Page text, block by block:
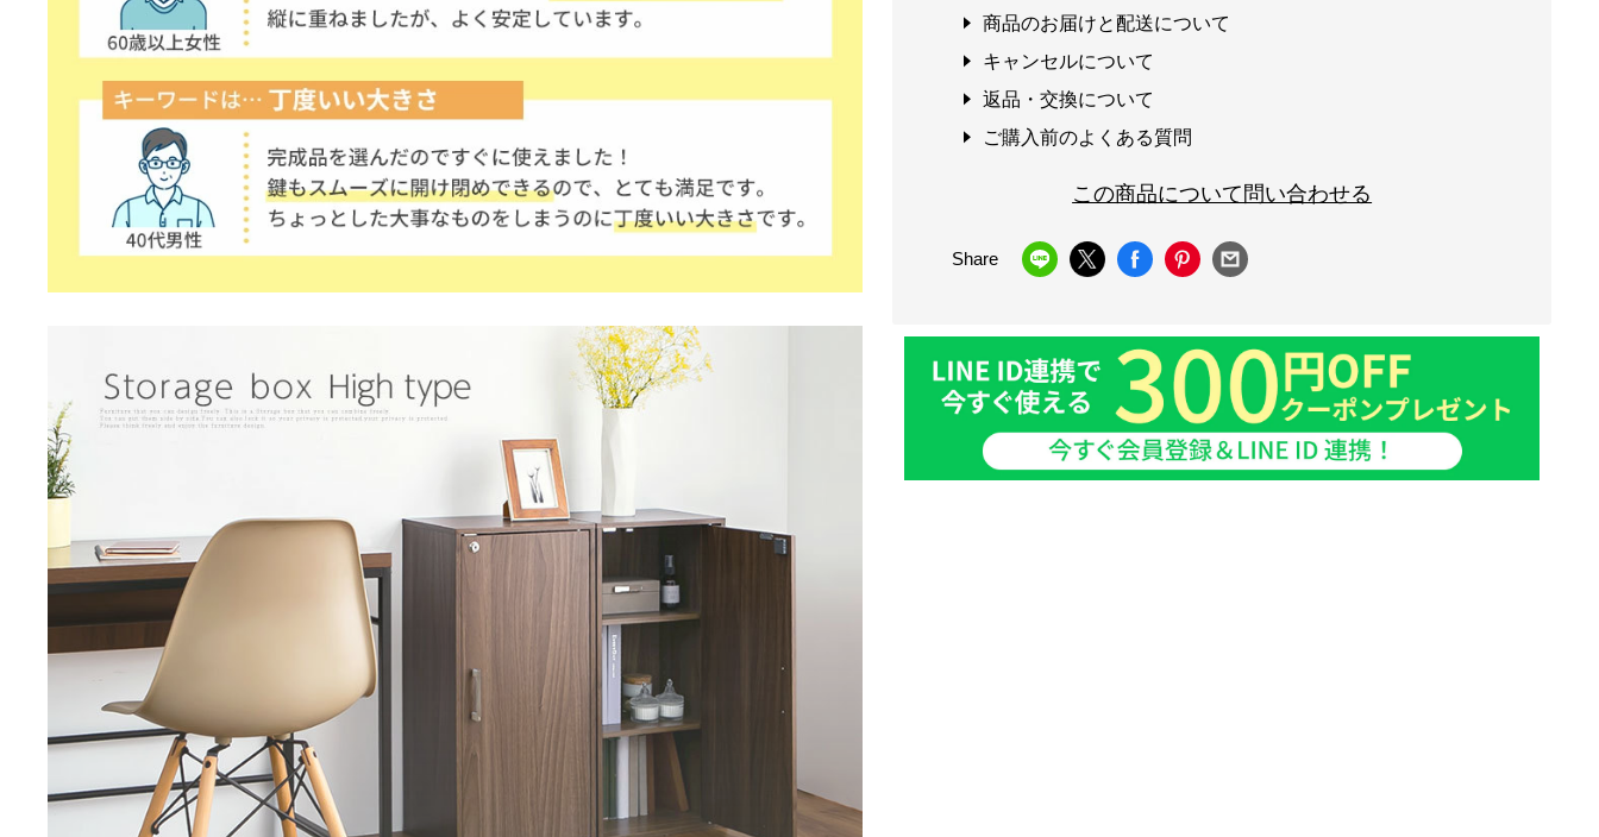
商品のお届けと配送について
キャンセルについて
返品・交換について
ご購入前のよくある質問
この商品について問い合わせる
Share